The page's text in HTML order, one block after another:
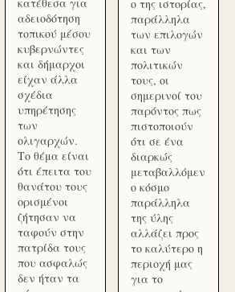
αδειοδότηση
τοπικού μέσου
κυβερνώντες
και δήμαρχοι
είχαν άλλα
σχέδια
υπηρέτησης
των
ολιγαρχών.
Το θέμα είναι
ότι έπειτα του
θανάτου τους
ορισμένοι
ζήτησαν να
ταφούν στην
πατρίδα τους
που ασφαλώς
δεν ήταν τα
ο της ιστορίας,
παράλληλα
των επιλογών
και των
πολιτικών
τους, οι
σημερινοί του
παρόντος πως
πιστοποιούν
ότι σε ένα
διαρκώς
μεταβαλλόμεν
ο κόσμο
παράλληλα
της ύλης
αλλάζει προς
το καλύτερο η
περιοχή μας
για το